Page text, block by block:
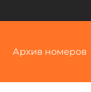
Архив номеров